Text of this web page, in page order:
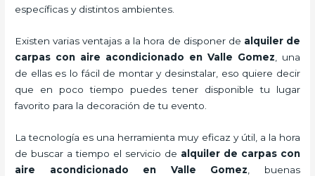
específicas y distintos ambientes.
Existen varias ventajas a la hora de disponer de alquiler de
carpas con aire acondicionado en Valle Gomez , una
de ellas es lo fácil de montar y desinstalar, eso quiere decir
que en poco tiempo puedes tener disponible tu lugar
favorito para la decoración de tu evento.
La tecnología es una herramienta muy eficaz y útil, a la hora
de buscar a tiempo el servicio de alquiler de carpas con
aire acondicionado en Valle Gomez , buenas